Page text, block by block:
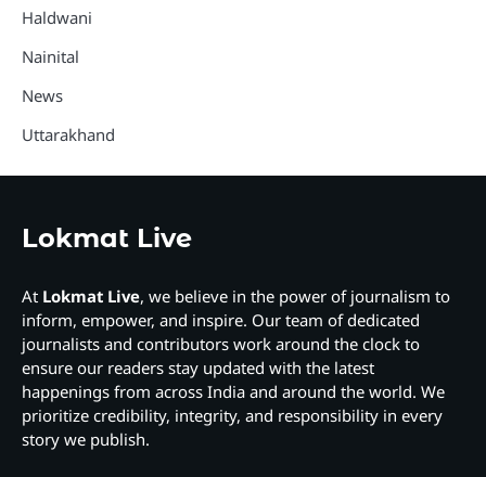
Haldwani
Nainital
News
Uttarakhand
Lokmat Live
At Lokmat Live, we believe in the power of journalism to
inform, empower, and inspire. Our team of dedicated
journalists and contributors work around the clock to
ensure our readers stay updated with the latest
happenings from across India and around the world. We
prioritize credibility, integrity, and responsibility in every
story we publish.